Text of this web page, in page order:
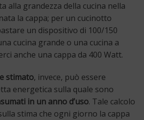
alla grandezza della cucina nella
la cappa; per un cucinotto
un dispositivo di 100/150
cucina grande o una cucina a
anche una cappa da 400 Watt.
stimato, invece, può essere
energetica sulla quale sono
in un anno d’uso. Tale calcolo
stima che ogni giorno la cappa